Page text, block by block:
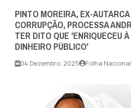
PINTO MOREIRA, EX-
CORRUPÇÃO, PROCESSA
TER DITO QUE 'ENRIQUECEU
DINHEIRO PÚBLICO'
04 Dezembro, 2025 Folha Nacional